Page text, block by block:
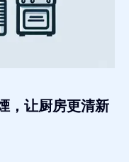
，让厨房更清新